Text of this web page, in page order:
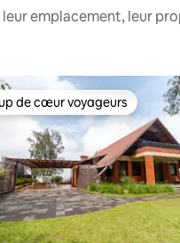
emplacement, leur
de cœur voyageurs
de cœur voyageurs